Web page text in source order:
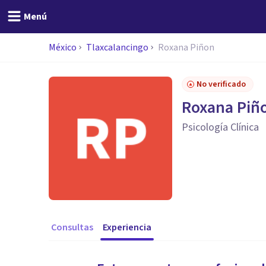
Menú
México Tlaxcalancingo Roxana Piñon
No verificado
Roxana
Psicología Clínica
Consultas Experiencia